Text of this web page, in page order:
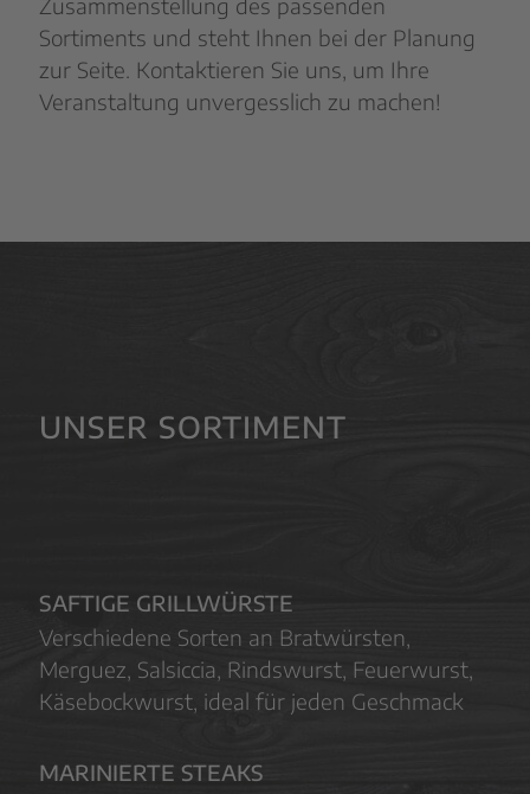
Sortiments und steht Ihnen bei der Planung
zur Seite. Kontaktieren Sie uns, um Ihre
Veranstaltung unvergesslich zu machen!
UNSER SORTIMENT
SAFTIGE GRILLWÜRSTE
Verschiedene Sorten an Bratwürsten,
Merguez, Salsiccia, Rindswurst, Feuerwurst,
Käsebockwurst, ideal für jeden Geschmack
MARINIERTE STEAKS